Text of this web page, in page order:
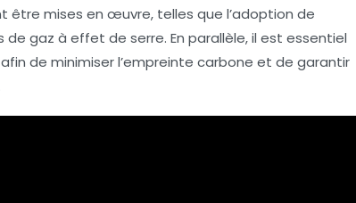
être mises en œuvre, telles que l’adoption de
de gaz à effet de serre. En parallèle, il est essentiel
de minimiser l’empreinte carbone et de garantir